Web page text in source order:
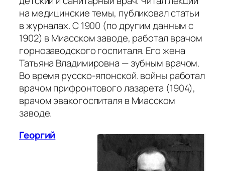
на медицинские темы, публиковал статьи
в журналах. С 1900 (по другим данным с
1902) в Миасском заводе, работал врачом
горнозаводского госпиталя. Его жена
Татьяна Владимировна — зубным врачом.
Во время русско-японской. войны работал
врачом прифронтового лазарета (1904),
врачом эвакогоспиталя в Миасском
заводе.
Георгий